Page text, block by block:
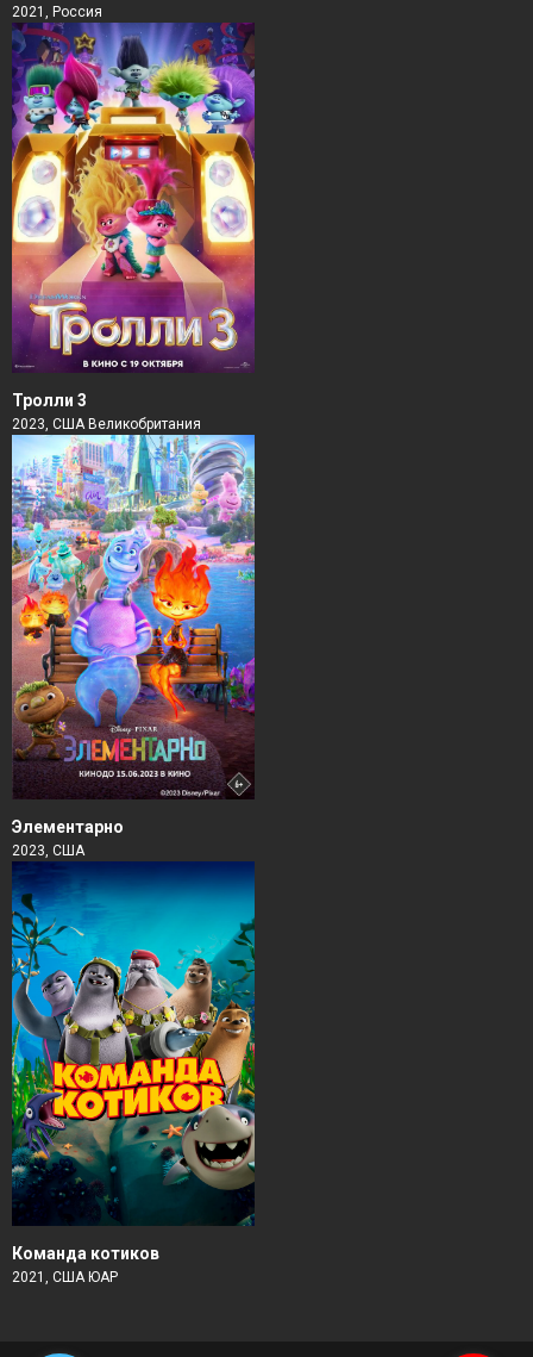
2021, Россия
Тролли 3
2023, США Великобритания
Элементарно
2023, США
Команда котиков
2021, США ЮАР